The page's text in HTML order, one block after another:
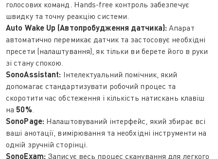
голосових команд. Hands-free контроль забезпечує
швидку та точну реакцію системи.
Auto Wake Up (Автопробудження датчика): Апарат
автоматично перемикає датчик та застосовує необхідні
пресети (налаштування), як тільки ви берете його в руки
зі стану спокою.
SonoAssistant: Інтелектуальний помічник, який
допомагає стандартизувати робочий процес та
скоротити час обстеження і кількість натискань клавіш
на 50%.
SonoPage: Налаштовуваний інтерфейс, який збирає всі
ваші анотації, вимірювання та необхідні інструменти на
одній зручній сторінці.
SonoExam: Записує весь процес сканування для легкого